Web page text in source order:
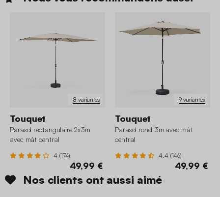
8 variantes
Touquet
Parasol rectangulaire 2x3m
avec mât central
4 (174)
49,99 €
9 variantes
Touquet
Parasol rond 3m avec mât
central
4.4 (146)
49,99 €
Nos clients ont aussi aimé